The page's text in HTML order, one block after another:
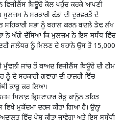
ਵਿਜੀਲੈਂਸ ਬਿਊਰੋ ਕੋਲ ਪਹੁੰਚ ਕਰਕੇ ਆਪਣੀ
ਨੇ ਸਰਕਾਰੀ ਫੰਡਾਂ ਦੀ ਦੁਰਵਰਤੋਂ ਦੇ
ਸਭਾ ਨੂੰ ਬਹਾਲ ਕਰਨ ਬਦਲੇ ਡੇਢ ਲੱਖ
ਨੇ ਅੱਗੇ ਦੱਸਿਆ ਕਿ ਮੁਲਜ਼ਮ ਨੇ ਇਸ ਸਬੰਧ ਵਿੱਚ
ਜਲੰਧਰ ਨੂੰ ਮਿਲਣ ਦੇ ਬਹਾਨੇ ਉਸ ਤੋਂ 15,000
ਜਾਂਚ ਤੋਂ ਬਾਅਦ ਵਿਜੀਲੈਂਸ ਬਿਊਰੋ ਦੀ ਟੀਮ
ਸਰਕਾਰੀ ਗਵਾਹਾਂ ਦੀ ਹਾਜ਼ਰੀ ਵਿੱਚ
ਕਾਬੂ ਕਰ ਲਿਆ।
ਖ਼ਿਲਾਫ਼ ਭ੍ਰਿਸ਼ਟਾਚਾਰ ਰੋਕੂ ਕਾਨੂੰਨ ਤਹਿਤ
ਵਿਖੇ ਮੁਕੱਦਮਾ ਦਰਜ ਕੀਤਾ ਗਿਆ ਹੈ। ਉਨ੍ਹਾਂ
ਵਿੱਚ ਪੇਸ਼ ਕੀਤਾ ਜਾਵੇਗਾ ਅਤੇ ਇਸ ਸਬੰਧੀ